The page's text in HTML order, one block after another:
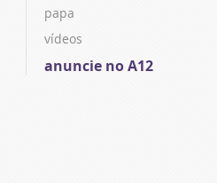
papa
vídeos
anuncie no A12